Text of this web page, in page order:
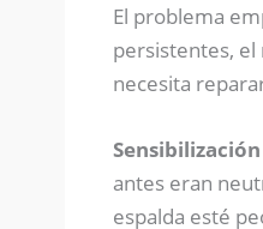
El problema
persistentes, el
necesita
antes eran
espalda esté